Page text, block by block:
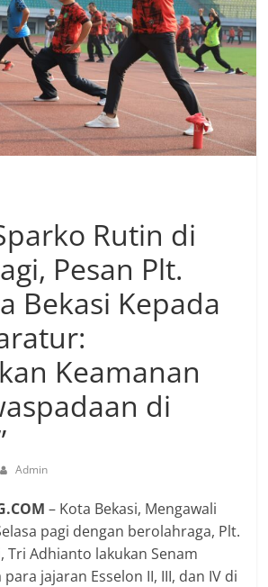
Rutin di
Pesan Plt.
Bekasi Kepada
Keamanan
di
Admin
– Kota Bekasi, Mengawali
pagi dengan berolahraga, Plt.
Tri Adhianto lakukan Senam
jajaran Esselon II, III, dan IV di